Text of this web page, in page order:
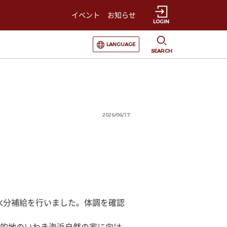
イベント お知らせ
LOGIN
選択すると言語の切替が発生します
LANGUAGE
SEARCH
2026/06/17
補給を行いました。体調を確認